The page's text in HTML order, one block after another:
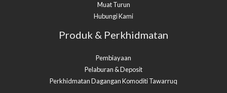
Muat Turun
Hubungi Kami
Produk & Perkhidmatan
Pembiayaan
Pelaburan & Deposit
Perkhidmatan Dagangan Komoditi Tawarruq​